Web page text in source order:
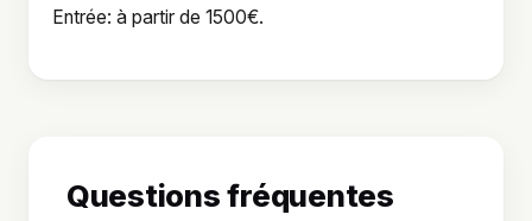
Entrée: à partir de 1500€.
Questions fréquentes